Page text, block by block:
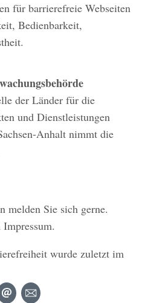
für barrierefreie Webseiten
Bedienbarkeit,
der Länder für die
und Dienstleistungen
Anhalt nimmt die
melden Sie sich gerne.
wurde zuletzt im